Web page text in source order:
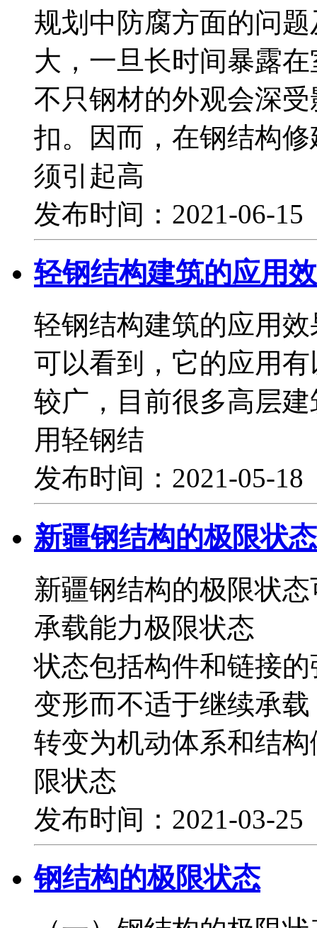
规划中防腐方面的问
大，一旦长时间暴露
不只钢材的外观会深
扣。因而，在钢结构
须引起高
发布时间：2021-06-
轻钢结构建筑的应用
轻钢结构建筑的应用
可以看到，它的应用
较广，目前很多高层
用轻钢结
发布时间：2021-05-
新疆钢结构的极限状
新疆钢结构的极限
承载能力极限状态
状态包括构件和链接
变形而不适于继续承
转变为机动体系和
限状态
发布时间：2021-03-
钢结构的极限状态